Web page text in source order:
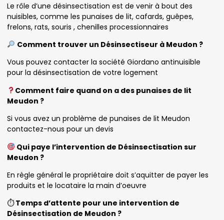
Le rôle d’une désinsectisation est de venir à bout des
nuisibles, comme les punaises de lit, cafards, guêpes,
frelons, rats, souris , chenilles processionnaires
Comment trouver un Désinsectiseur à Meudon ?
Vous pouvez contacter la société Giordano antinuisible
pour la désinsectisation de votre logement
Comment faire quand on a des punaises de lit
Meudon ?
Si vous avez un problème de punaises de lit Meudon
contactez-nous pour un devis
Qui paye l’intervention de Désinsectisation sur
Meudon ?
En règle général le propriétaire doit s’aquitter de payer les
produits et le locataire la main d’oeuvre
⏱Temps d’attente pour une intervention de
Désinsectisation de Meudon ?